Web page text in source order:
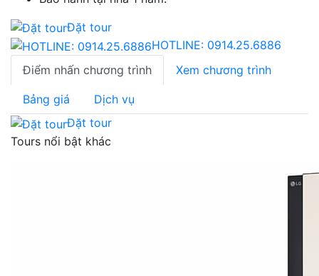
Đặt tour
HOTLINE: 0914.25.6886
Điểm nhấn chương trình
Xem chương trình
Bảng giá
Dịch vụ
Đặt tour
Tours nổi bật khác